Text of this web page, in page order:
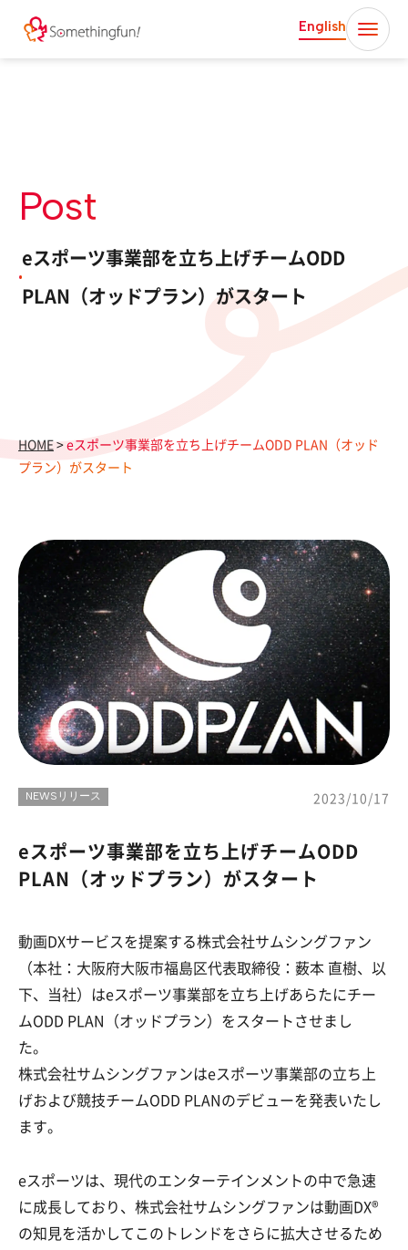
English
Post
eスポーツ事業部を立ち上げチームODD
PLAN（オッドプラン）がスタート
HOME > eスポーツ事業部を立ち上げチームODD PLAN（オッド
プラン）がスタート
NEWSリリース 2023/10/17
eスポーツ事業部を立ち上げチームODD
PLAN（オッドプラン）がスタート
動画DXサービスを提案する株式会社サムシングファン
（本社：大阪府大阪市福島区代表取締役：薮本 直樹、以
下、当社）はeスポーツ事業部を立ち上げあらたにチー
ムODD PLAN（オッドプラン）をスタートさせまし
た。
株式会社サムシングファンはeスポーツ事業部の立ち上
げおよび競技チームODD PLANのデビューを発表いたし
ます。
eスポーツは、現代のエンターテインメントの中で急速
に成長しており、株式会社サムシングファンは動画DX®︎
の知見を活かしてこのトレンドをさらに拡大させるため